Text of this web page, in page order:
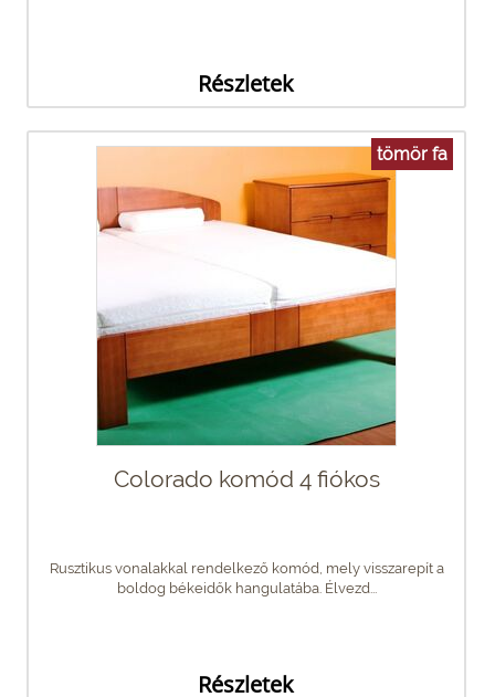
Részletek
tömör fa
Colorado komód 4 fiókos
Rusztikus vonalakkal rendelkező komód, mely visszarepít a
boldog békeidők hangulatába. Élvezd...
Részletek